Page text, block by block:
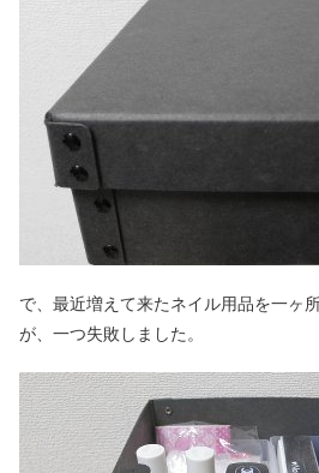
で、最近増えて来たネイル用品を一ヶ
が、一つ失敗しました。